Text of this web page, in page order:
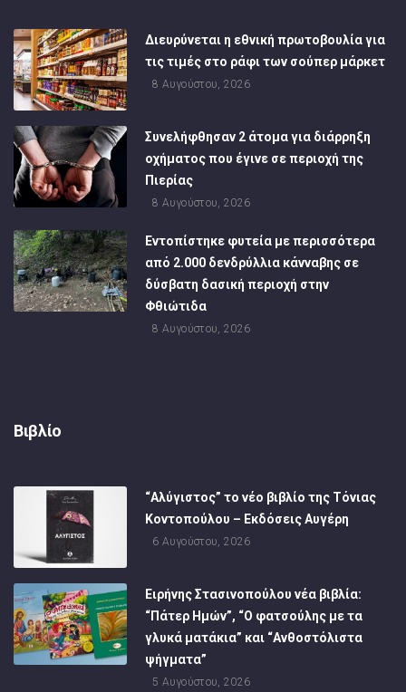
Διευρύνεται η εθνική πρωτοβουλία για
τις τιμές στο ράφι των σούπερ μάρκετ
8 Αυγούστου, 2026
Συνελήφθησαν 2 άτομα για διάρρηξη
οχήματος που έγινε σε περιοχή της
Πιερίας
8 Αυγούστου, 2026
Εντοπίστηκε φυτεία με περισσότερα
από 2.000 δενδρύλλια κάνναβης σε
δύσβατη δασική περιοχή στην
Φθιώτιδα
8 Αυγούστου, 2026
Βιβλίο
“Αλύγιστος” το νέο βιβλίο της Τόνιας
Κοντοπούλου – Εκδόσεις Αυγέρη
6 Αυγούστου, 2026
Ειρήνης Στασινοπούλου νέα βιβλία:
“Πάτερ Ημών”, “Ο φατσούλης με τα
γλυκά ματάκια” και “Ανθοστόλιστα
ψήγματα”
5 Αυγούστου, 2026